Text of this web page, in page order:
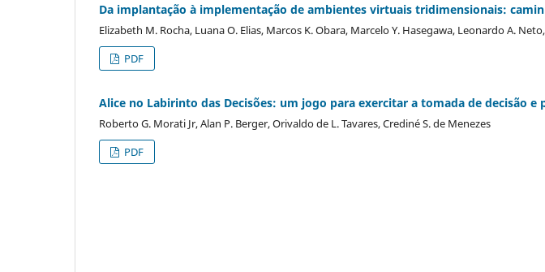
Da implantação à implementação de ambientes virtuais tridimensionais:
Elizabeth M. Rocha, Luana O. Elias, Marcos K. Obara, Marcelo Y. Hasegawa, Leonardo A.
PDF
Alice no Labirinto das Decisões: um jogo para exercitar a tomada de decisão e
Roberto G. Morati Jr, Alan P. Berger, Orivaldo de L. Tavares, Crediné S. de Menezes
PDF